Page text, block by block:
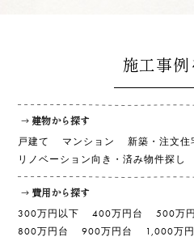
施工事
建物から探す
戸建て マンション 新築・注文住
リノベーション向き・済み物件探し
費用から探す
300万円以下 400万円台 500万
800万円台
900万円台 1,000万